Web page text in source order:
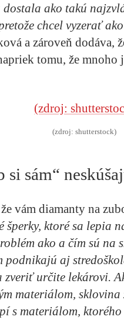
dostala ako takú
chcel vyzerať
a zároveň dodáva,
tomu, že
(zdroj: shutterstock)
sám“
vám diamanty na
šperky, ktoré sa lepia
ako a čím sú na
podnikajú aj
zveriť určite lekárovi.
materiálom, sklovina
s materiálom,